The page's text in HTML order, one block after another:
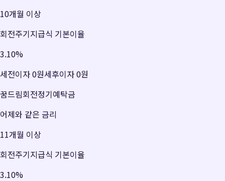
10개월 이상
회전주기지급식 기본이율
3.10%
세전이자0원세후이자0원
꿈드림회전정기예탁금
어제와 같은 금리
11개월 이상
회전주기지급식 기본이율
3.10%